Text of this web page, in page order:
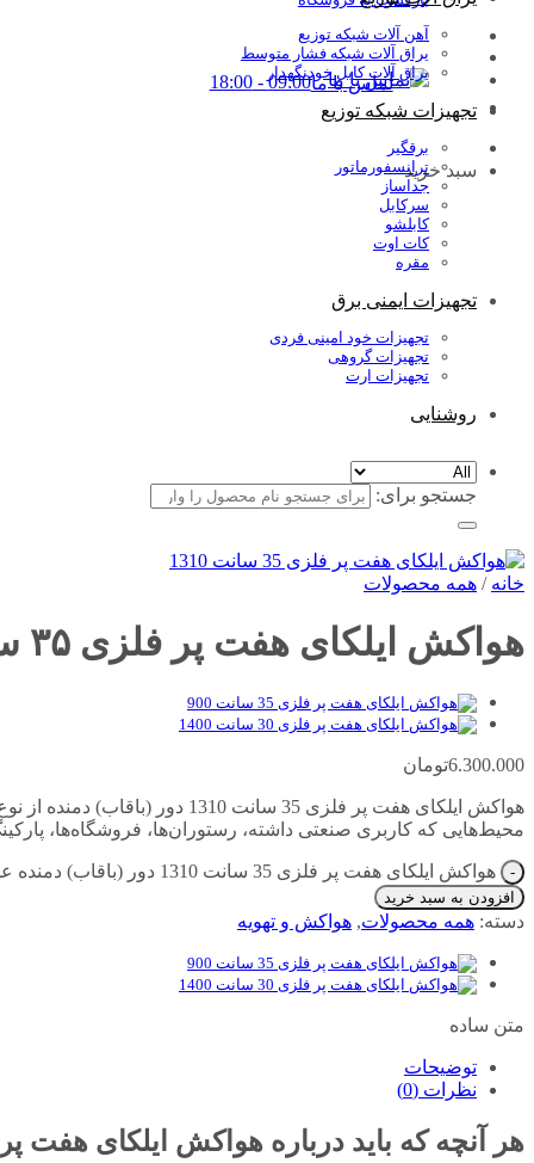
تماس با ما09:00 - 18:00
سبد خرید
آهن آلات شبکه توزیع
یراق آلات شبکه فشار متوسط
یراق آلات کابل خودنگهدار
تجهیزات شبکه توزیع
برقگیر
ترانسفورماتور
جداساز
سرکابل
کابلشو
کات اوت
مقره
تجهیزات ایمنی برق
تجهیزات خود امینی فردی
تجهیزات گروهی
تجهیزات ارت
روشنایی
جستجو برای:
خانه / همه محصولات
هواکش ایلکای هفت پر فلزی ۳۵ سانت ۱۳۱۰ دور (باقاب) دمنده
6.300.000تومان
هواکش ایلکای هفت پر فلزی 35
محیط‌هایی که کاربری صنعتی داشته، رستوران‌ها، فروشگاه‌ها،
هواکش ایلکای هفت پر فلزی 35 سانت 1310 دور (باقاب) دمنده عدد
افزودن به سبد خرید
دسته: همه محصولات, هواکش و تهویه
متن ساده
توضیحات
نظرات (0)
هر آنچه که باید درباره هواکش ایلکای هفت پر فلزی ۳۵ سانت ۱۳۱۰